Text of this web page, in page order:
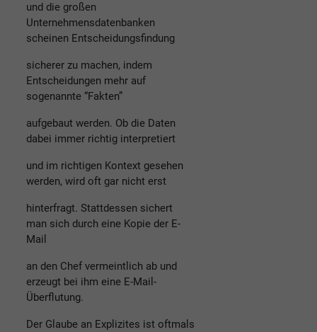
und die großen
Unternehmensdatenbanken
scheinen Entscheidungsfindung
sicherer zu machen, indem
Entscheidungen mehr auf
sogenannte “Fakten”
aufgebaut werden. Ob die Daten
dabei immer richtig interpretiert
und im richtigen Kontext gesehen
werden, wird oft gar nicht erst
hinterfragt. Stattdessen sichert
man sich durch eine Kopie der E-
Mail
an den Chef vermeintlich ab und
erzeugt bei ihm eine E-Mail-
Überflutung.
Der Glaube an Explizites ist oftmals